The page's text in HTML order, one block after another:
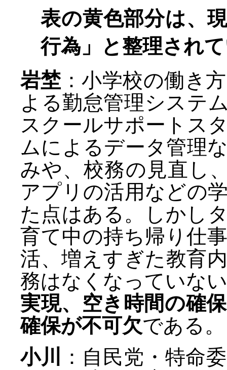
表の黄色部分は、
行為」と整理され
岩埜 ：小学校の働き
よる勤怠管理システ
スクールサポートス
ムによるデータ管理
みや、校務の見直し
アプリの活用などの
た点はある。しかし
育て中の持ち帰り仕
活、増えすぎた教育
務はなくなっていな
実現、空き時間の確
確保が不可欠である。
小川
：自民党・特命